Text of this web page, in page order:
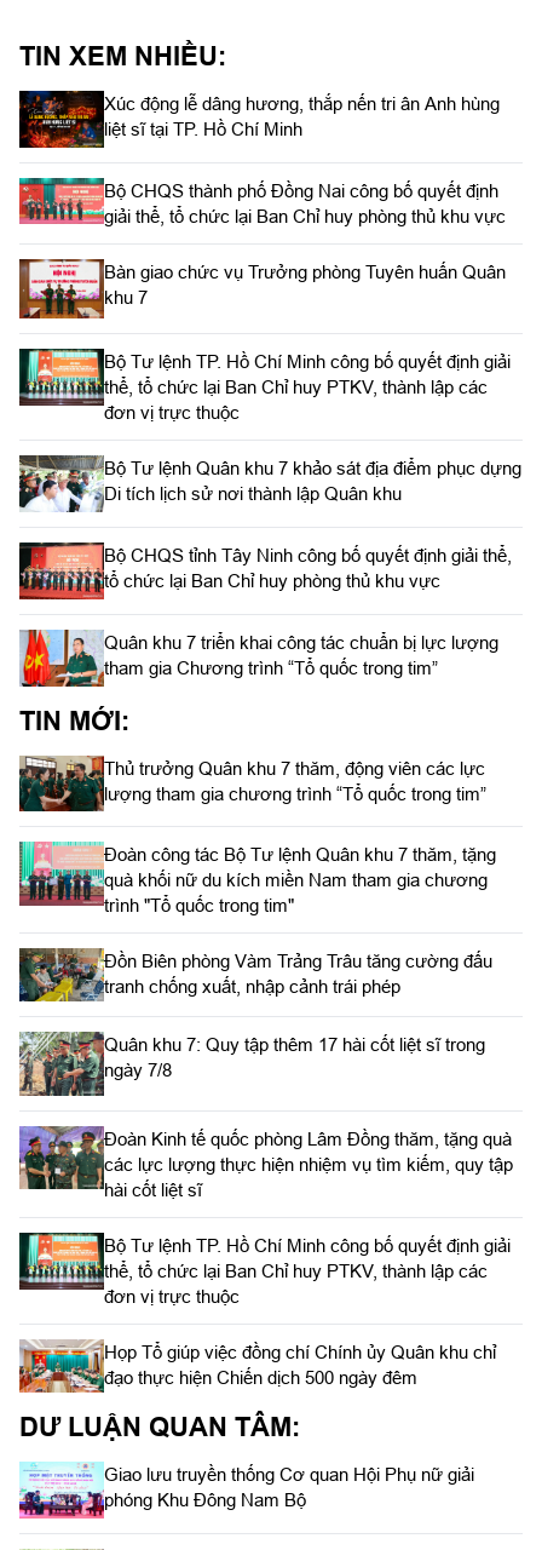
TIN XEM NHIỀU:
Xúc động lễ dâng hương, thắp nến tri ân Anh hùng
liệt sĩ tại TP. Hồ Chí Minh
Bộ CHQS thành phố Đồng Nai công bố quyết định
giải thể, tổ chức lại Ban Chỉ huy phòng thủ khu vực
Bàn giao chức vụ Trưởng phòng Tuyên huấn Quân
khu 7
Bộ Tư lệnh TP. Hồ Chí Minh công bố quyết định giải
thể, tổ chức lại Ban Chỉ huy PTKV, thành lập các
đơn vị trực thuộc
Bộ Tư lệnh Quân khu 7 khảo sát địa điểm phục dựng
Di tích lịch sử nơi thành lập Quân khu
Bộ CHQS tỉnh Tây Ninh công bố quyết định giải thể,
tổ chức lại Ban Chỉ huy phòng thủ khu vực
Quân khu 7 triển khai công tác chuẩn bị lực lượng
tham gia Chương trình “Tổ quốc trong tim”
TIN MỚI:
Thủ trưởng Quân khu 7 thăm, động viên các lực
lượng tham gia chương trình “Tổ quốc trong tim”
Đoàn công tác Bộ Tư lệnh Quân khu 7 thăm, tặng
quà khối nữ du kích miền Nam tham gia chương
trình "Tổ quốc trong tim"
Đồn Biên phòng Vàm Trảng Trâu tăng cường đấu
tranh chống xuất, nhập cảnh trái phép
Quân khu 7: Quy tập thêm 17 hài cốt liệt sĩ trong
ngày 7/8
Đoàn Kinh tế quốc phòng Lâm Đồng thăm, tặng quà
các lực lượng thực hiện nhiệm vụ tìm kiếm, quy tập
hài cốt liệt sĩ
Bộ Tư lệnh TP. Hồ Chí Minh công bố quyết định giải
thể, tổ chức lại Ban Chỉ huy PTKV, thành lập các
đơn vị trực thuộc
Họp Tổ giúp việc đồng chí Chính ủy Quân khu chỉ
đạo thực hiện Chiến dịch 500 ngày đêm
DƯ LUẬN QUAN TÂM:
Giao lưu truyền thống Cơ quan Hội Phụ nữ giải
phóng Khu Đông Nam Bộ